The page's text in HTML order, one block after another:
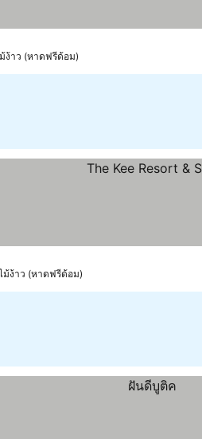
ง้าว (หาดฟรีด้อม)
ม้ง้าว (หาดฟรีด้อม)